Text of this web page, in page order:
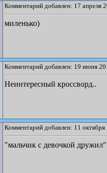
Комментарий добавлен: 17 апреля
миленько)
Комментарий добавлен: 19 июня
Неинтересный кроссворд..
Комментарий добавлен: 11
"мальчик с девочкой дружил"